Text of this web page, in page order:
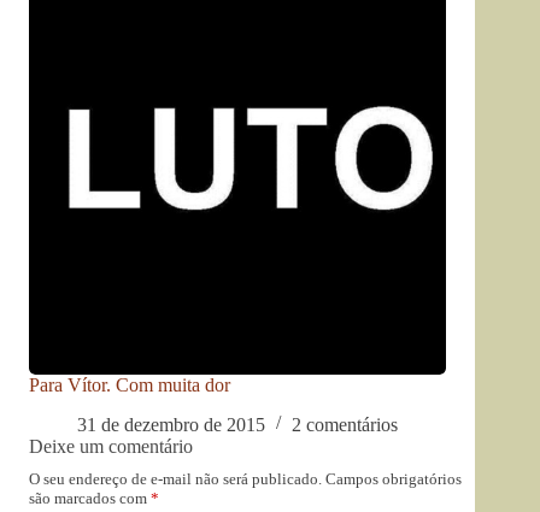
Para Vítor. Com muita dor
31 de dezembro de 2015
2 comentários
Deixe um comentário
O seu endereço de e-mail não será publicado. Campos obrigatórios
são marcados com *